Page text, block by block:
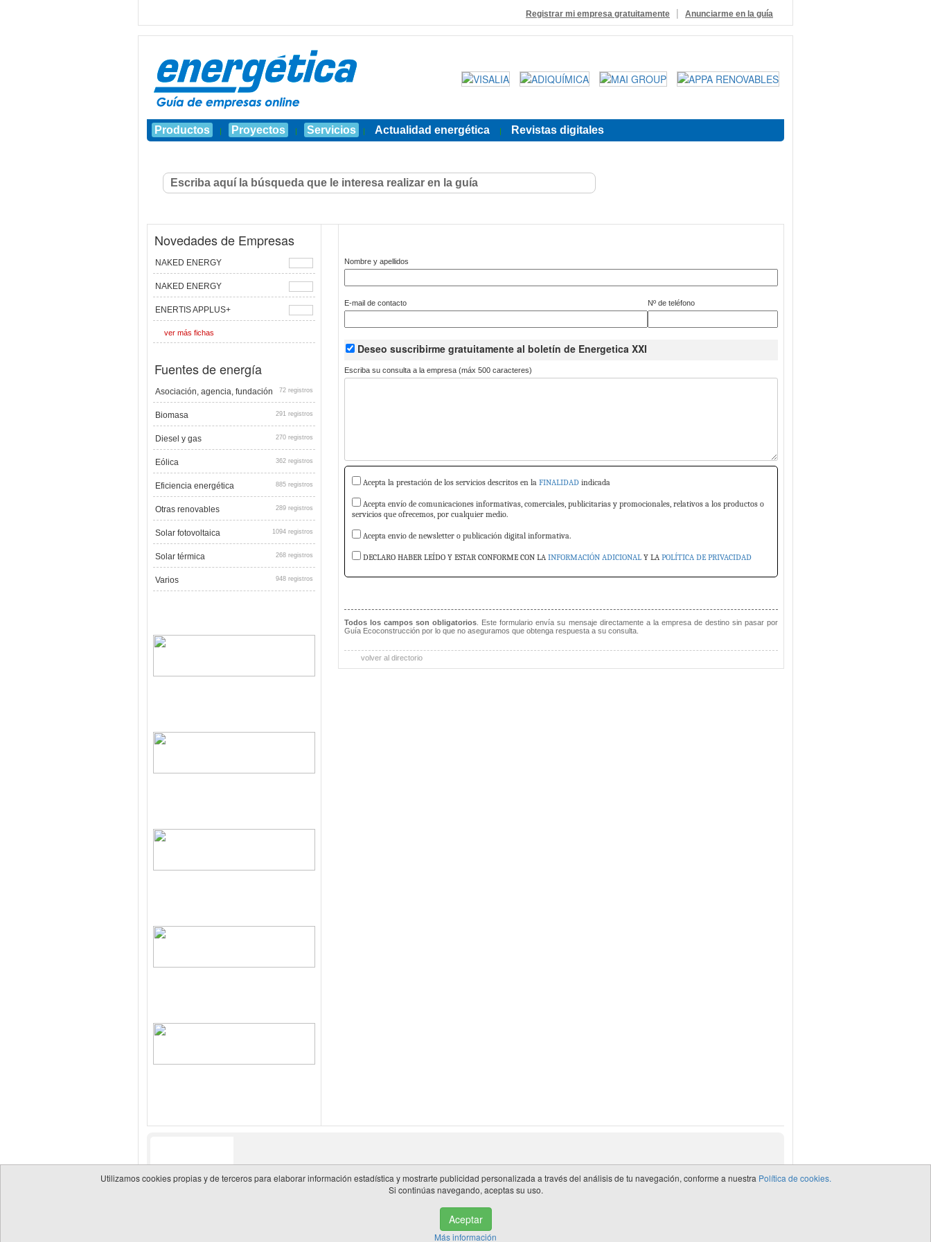
Registrar mi empresa gratuitamente | Anunciarme en la guía
Productos | Proyectos | Servicios | Actualidad energética | Revistas digitales
Novedades de Empresas
NAKED ENERGY
NAKED ENERGY
ENERTIS APPLUS+
ver más fichas
Fuentes de energía
Asociación, agencia, fundación 72 registros
Biomasa 291 registros
Diesel y gas 270 registros
Eólica 362 registros
Eficiencia energética 885 registros
Otras renovables 289 registros
Solar fotovoltaica 1094 registros
Solar térmica 268 registros
Varios 948 registros
Nombre y apellidos
E-mail de contacto Nº de teléfono
Deseo suscribirme gratuitamente al boletín de Energetica XXI
Escriba su consulta a la empresa (máx 500 caracteres)
Acepta la prestación de los servicios descritos en la FINALIDAD indicada
Acepta envío de comunicaciones informativas, comerciales, publicitarias y promocionales, relativos a los productos o
servicios que ofrecemos, por cualquier medio.
Acepta envio de newsletter o publicación digital informativa.
DECLARO HABER LEÍDO Y ESTAR CONFORME CON LA INFORMACIÓN ADICIONAL Y LA POLÍTICA DE PRIVACIDAD
Todos los campos son obligatorios . Este formulario envía su mensaje directamente a la empresa de destino sin pasar por
Guía Ecoconstrucción por lo que no aseguramos que obtenga respuesta a su consulta.
volver al directorio
Utilizamos cookies propias y de terceros para elaborar información estadística y mostrarte publicidad personalizada a través del análisis de tu navegación, conforme a nuestra Política de cookies.
Si continúas navegando, aceptas su uso.
Aceptar
Más información
Aviso legal | Información adicional